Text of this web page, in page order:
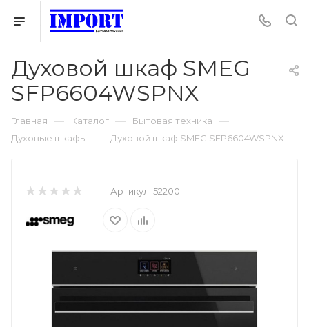
Духовой шкаф SMEG
SFP6604WSPNX
Главная — Каталог — Бытовая техника —
Духовые шкафы — Духовой шкаф SMEG SFP6604WSPNX
Артикул: 52200